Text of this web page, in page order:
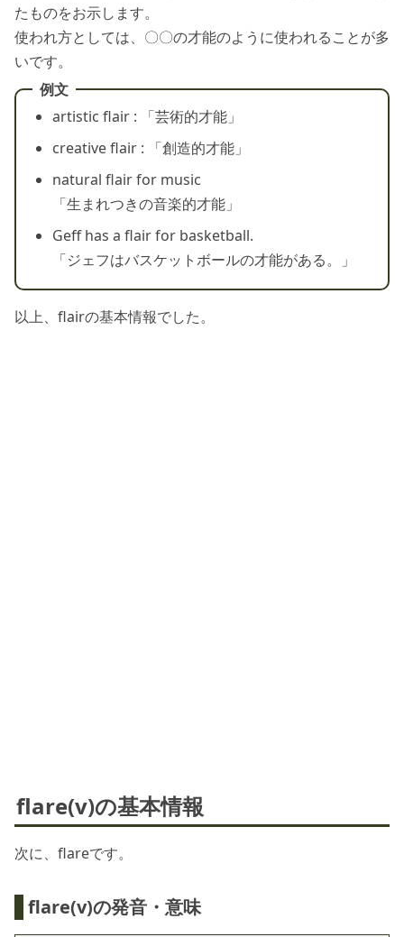
たものをお示します。
使われ方としては、〇〇の才能のように使われることが多
いです。
例文
artistic flair : 「芸術的才能」
creative flair : 「創造的才能」
natural flair for music
「生まれつきの音楽的才能」
Geff has a flair for basketball.
「ジェフはバスケットボールの才能がある。」
以上、flairの基本情報でした。
flare(v)の基本情報
次に、flareです。
flare(v)の発音・意味